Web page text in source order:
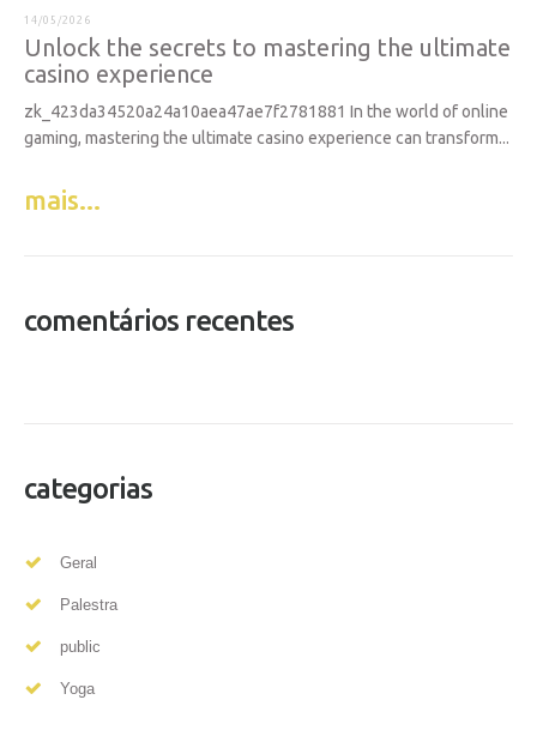
14/05/2026
Unlock the secrets to mastering the ultimate
casino experience
zk_423da34520a24a10aea47ae7f2781881 In the world of online
gaming, mastering the ultimate casino experience can transform...
mais...
comentários recentes
categorias
Geral
Palestra
public
Yoga